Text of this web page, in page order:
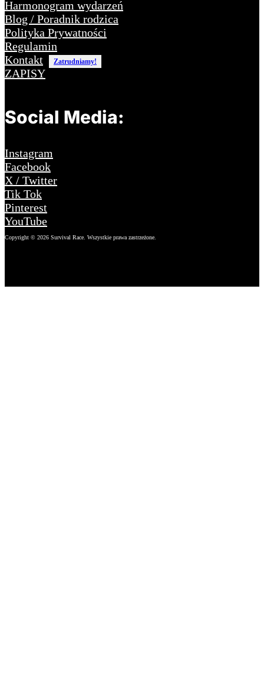
Harmonogram wydarzeń
Blog / Poradnik rodzica
Polityka Prywatności
Regulamin
Kontakt
Zatrudniamy!
ZAPISY
Social Media:
Instagram
Facebook
X / Twitter
Tik Tok
Pinterest
YouTube
Copyright © 2026 Survival Race. Wszystkie prawa zastrzeżone.